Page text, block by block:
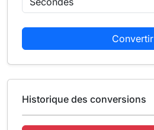
Convertir
Historique des conversions